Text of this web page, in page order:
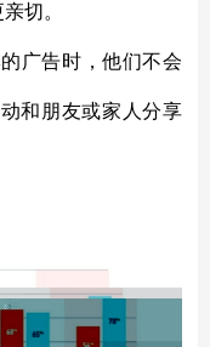
亲切。
的广告时 ，他们不会
和 朋友或家人分享